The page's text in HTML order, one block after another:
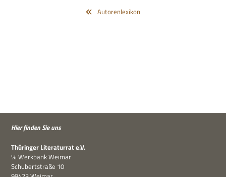
Autorenlexikon
Hier fin­den Sie uns
Thü­rin­ger Lite­ra­tur­rat e.V.
℅ Werk­bank Weimar
Schu­bert­straße 10